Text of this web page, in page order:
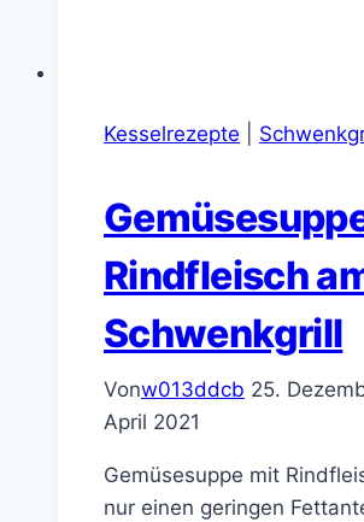
Kesselrezepte
Rindfleisch
Schwenkgrill
Vonw013ddcb 25.
April 2021
Gemüsesuppe mit
nur einen geringen